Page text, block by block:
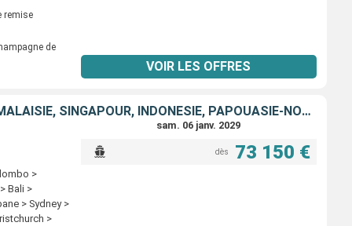
Paques >
> Fuerte
> Miami
remise
de
VOIR LES OFFRES
EMIRATS ARABES UNIS, OMAN, INDE, MALDIVES, SRI LANKA, THAÏLANDE, MALAISIE, SINGAPOUR, INDONÉSIE, PAPOUASIE-NOUVELLE-GUINÉE, AUSTRALIE, NOUVELLE-ZÉLANDE, FIDJI (ÎLES), TONGA, ÎLES COOK, FRANCE, ROYAUME
>
Bali >
> Sydney >
>
sam. 06 janv. 2029
dès 73 150 €